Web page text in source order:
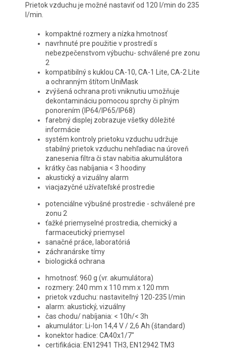
Prietok vzduchu je možné nastaviť od 120 l/min do 235
l/min.
kompaktné rozmery a nízka hmotnosť
navrhnuté pre použitie v prostredí s
nebezpečenstvom výbuchu- schválené pre zonu
2
kompatibilný s kuklou CA-10, CA-1 Lite, CA-2 Lite
a ochranným štítom UniMask
zvýšená ochrana proti vniknutiu umožňuje
dekontamináciu pomocou sprchy či plným
ponorením (IP64/IP65/IP68)
farebný displej zobrazuje všetky dôležité
informácie
systém kontroly prietoku vzduchu udržuje
stabilný prietok vzduchu nehľadiac na úroveň
zanesenia filtra či stav nabitia akumulátora
krátky čas nabíjania < 3 hoodiny
akustický a vizuálny alarm
viacjazyčné užívateľské prostredie
potenciálne výbušné prostredie - schválené pre
zonu 2
ťažké priemyselné prostredia, chemický a
farmaceutický priemysel
sanačné práce, laboratóriá
záchranárske tímy
biologická ochrana
hmotnosť: 960 g (vr. akumulátora)
rozmery: 240 mm x 110 mm x 120 mm
prietok vzduchu: nastaviteľný 120-235 l/min
alarm: akustický, vizuálny
čas chodu/ nabíjania: < 10h/< 3h
akumulátor: Li-lon 14,4 V / 2,6 Ah (štandard)
konektor hadice: CA40x1/7"
certifikácia: EN12941 TH3, EN12942 TM3